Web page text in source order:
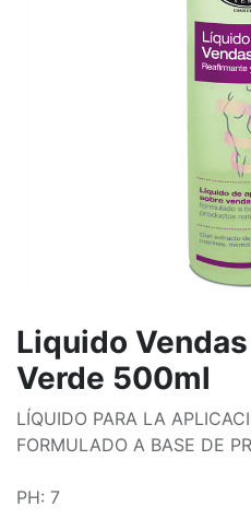
Liquido
Verde 500ml
LÍQUIDO PARA LA
FORMULADO A BASE DE
PH: 7